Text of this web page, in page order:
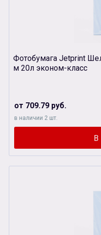
Фотобумага Jetprint
м 20л эконом-класс
от 709.79 руб.
в наличии 2 шт.